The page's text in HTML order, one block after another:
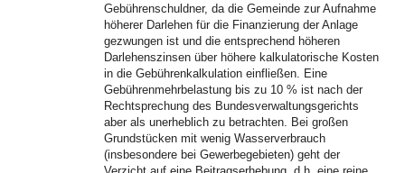
Gebührenschuldner, da die Gemeinde zur Aufnahme
höherer Darlehen für die Finanzierung der Anlage
gezwungen ist und die entsprechend höheren
Darlehenszinsen über höhere kalkulatorische Kosten
in die Gebührenkalkulation einfließen. Eine
Gebührenmehrbelastung bis zu 10 % ist nach der
Rechtsprechung des Bundesverwaltungsgerichts
aber als unerheblich zu betrachten. Bei großen
Grundstücken mit wenig Wasserverbrauch
(insbesondere bei Gewerbegebieten) geht der